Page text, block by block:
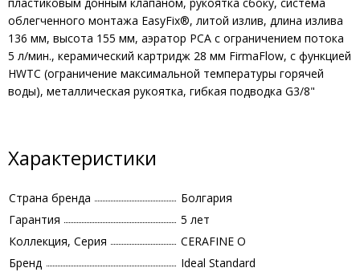
облегченного монтажа EasyFix®, литой излив, длина излива
136 мм, высота 155 мм, аэратор PCA с ограничением потока
5 л/мин., керамический картридж 28 мм FirmaFlow, с функцией
HWTC (ограничение максимальной температуры горячей
воды), металлическая рукоятка, гибкая подводка G3/8"
Характеристики
Страна бренда
Болгария
Гарантия
5 лет
Коллекция, Серия
CERAFINE O
Бренд
Ideal Standard